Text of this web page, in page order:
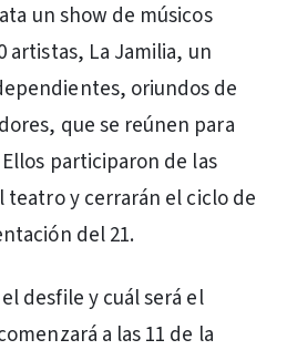
un show de músicos
artistas, La Jamilia, un
oriundos de
que se reúnen para
participaron de las
teatro y cerrarán el ciclo de
del 21.
desfile y cuál será el
a las 11 de la